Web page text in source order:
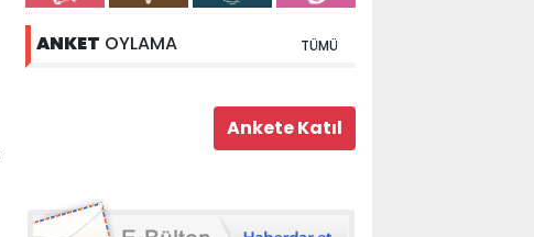
ANKET OYLAMA TÜMÜ